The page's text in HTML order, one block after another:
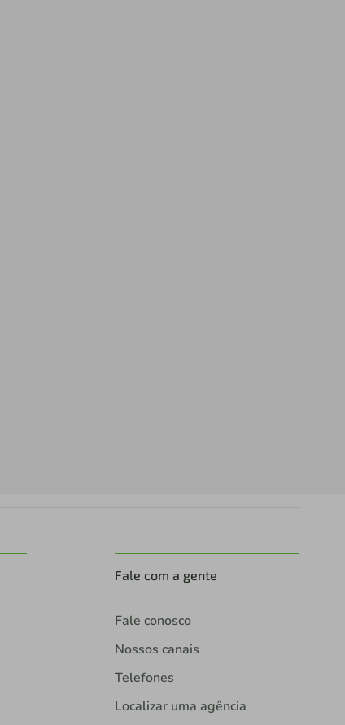
Fale com a gente
Fale conosco
Nossos canais
Telefones
Localizar uma agência